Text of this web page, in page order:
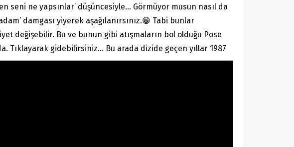
seni ne yapsınlar’ düşüncesiyle… Görmüyor musun nasıl da
damgası yiyerek aşağılanırsınız.😁 Tabi bunlar
değişebilir. Bu ve bunun gibi atışmaların bol olduğu Pose
Tıklayarak gidebilirsiniz… Bu arada dizide geçen yıllar 1987